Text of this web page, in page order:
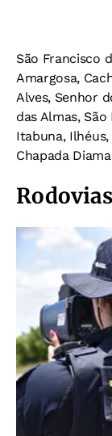
São Francisco
Amargosa,
Alves, Senhor
das Almas,
Itabuna,
Chapada
Rodovias